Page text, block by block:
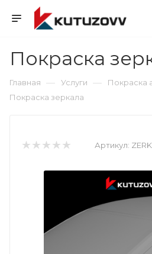
Покраска
Главная — Услуги — Покраска
Покраска зеркала
Артикул: